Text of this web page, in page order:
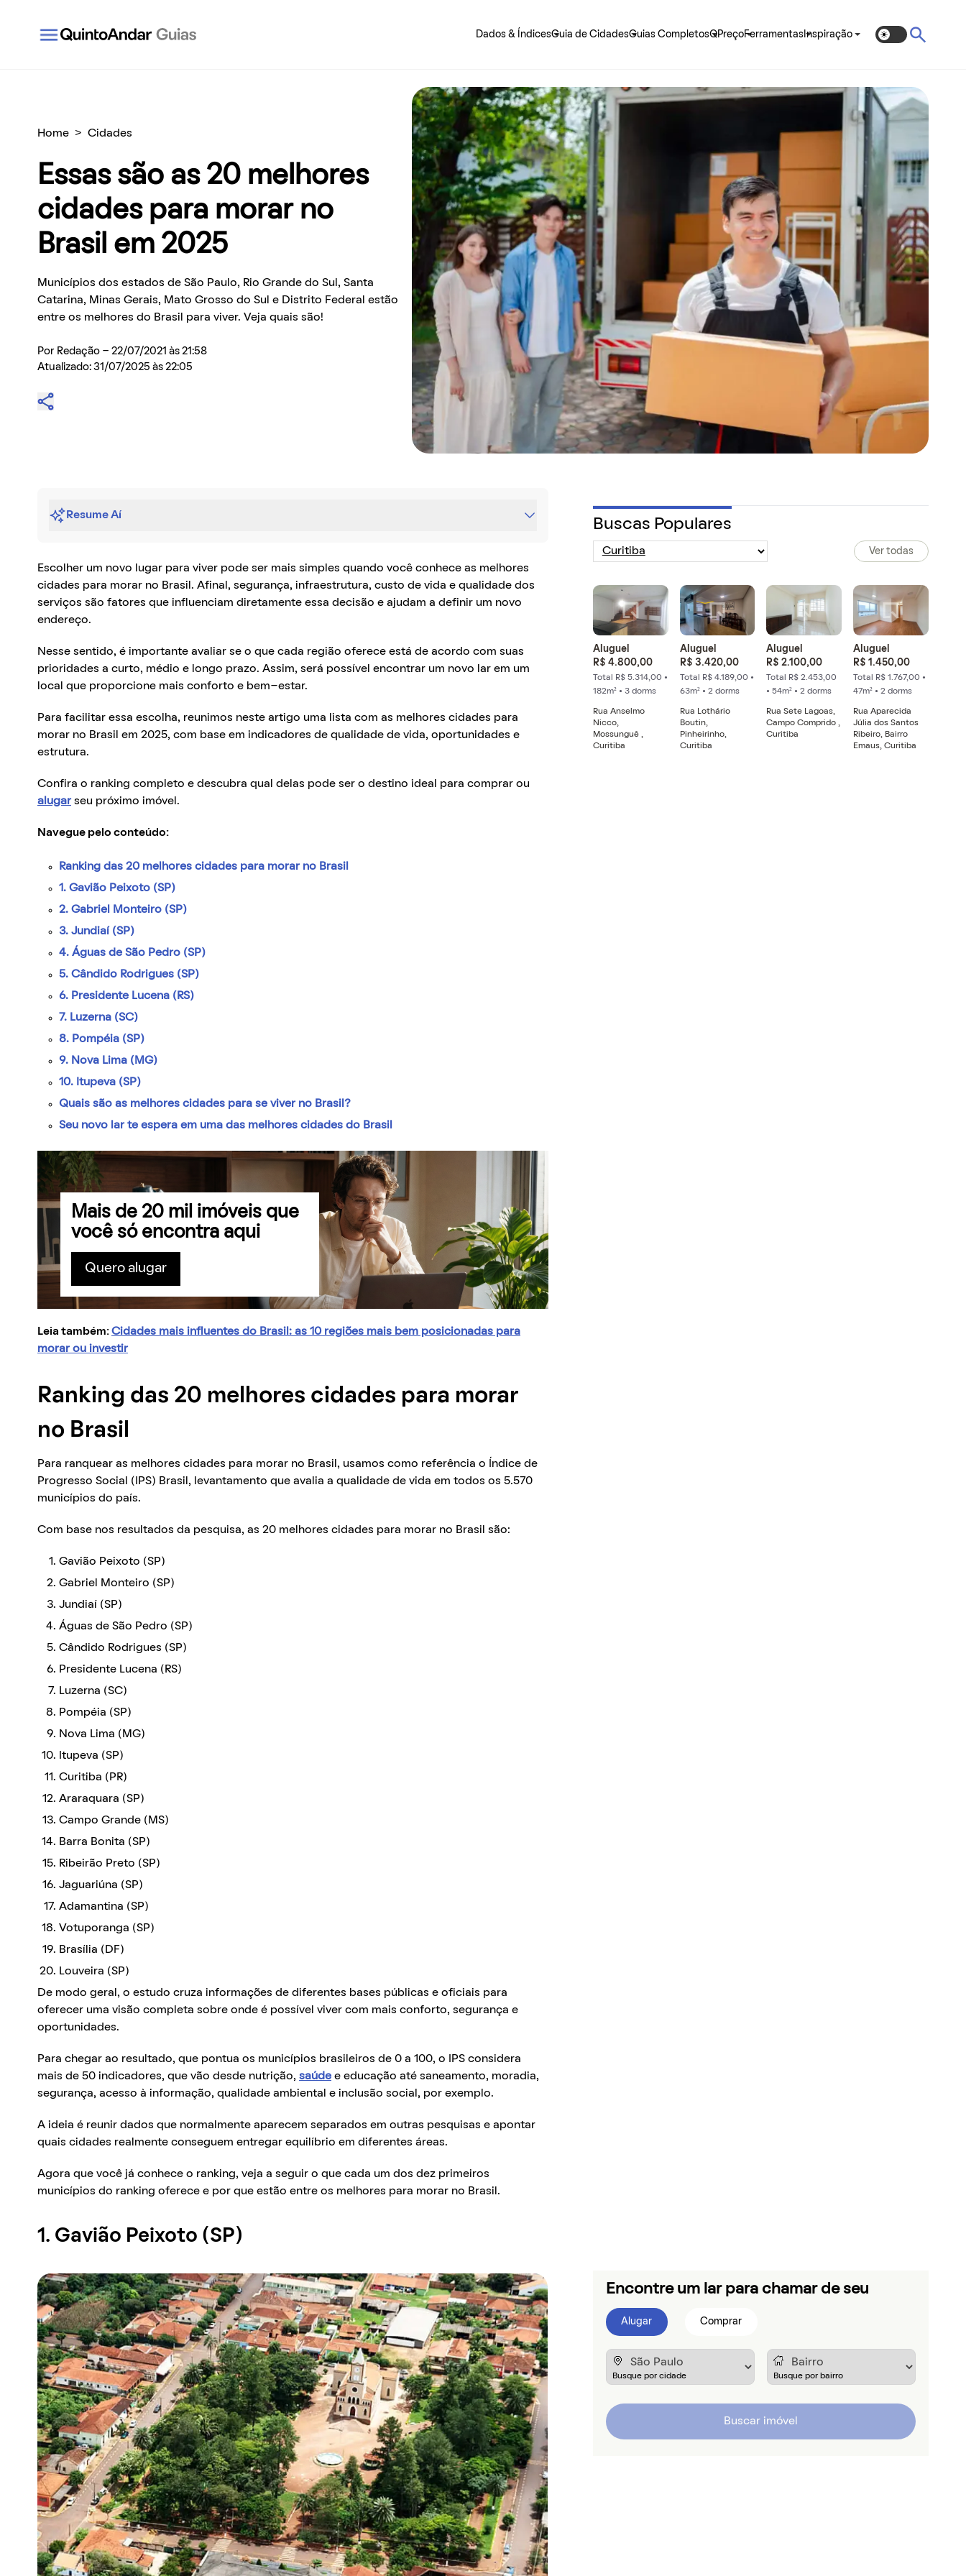
Dados & ÍndicesGuia de CidadesGuias CompletosQPreçoFerramentas Inspiração
Home > Cidades
Essas são as 20 melhores
cidades para morar no
Brasil em 2025
Municípios dos estados de São Paulo, Rio Grande do Sul, Santa
Catarina, Minas Gerais, Mato Grosso do Sul e Distrito Federal estão
entre os melhores do Brasil para viver. Veja quais são!
Por Redação - 22/07/2021 às 21:58
Atualizado: 31/07/2025 às 22:05
Resume Aí
Escolher um novo lugar para viver pode ser mais simples quando você conhece as melhores
cidades para morar no Brasil. Afinal, segurança, infraestrutura, custo de vida e qualidade dos
serviços são fatores que influenciam diretamente essa decisão e ajudam a definir um novo
endereço.
Nesse sentido, é importante avaliar se o que cada região oferece está de acordo com suas
prioridades a curto, médio e longo prazo. Assim, será possível encontrar um novo lar em um
local que proporcione mais conforto e bem-estar.
Para facilitar essa escolha, reunimos neste artigo uma lista com as melhores cidades para
morar no Brasil em 2025, com base em indicadores de qualidade de vida, oportunidades e
estrutura.
Confira o ranking completo e descubra qual delas pode ser o destino ideal para comprar ou
alugarseu próximo imóvel.
Navegue pelo conteúdo:
Ranking das 20 melhores cidades para morar no Brasil
1. Gavião Peixoto (SP)
2. Gabriel Monteiro (SP)
3. Jundiaí (SP)
4. Águas de São Pedro (SP)
5. Cândido Rodrigues (SP)
6. Presidente Lucena (RS)
7. Luzerna (SC)
8. Pompéia (SP)
9. Nova Lima (MG)
10. Itupeva (SP)
Quais são as melhores cidades para se viver no Brasil?
Seu novo lar te espera em uma das melhores cidades do Brasil
Mais de 20 mil imóveis que
você só encontra aqui
Quero alugar
Leia também: Cidades mais influentes do Brasil: as 10 regiões mais bem posicionadas para
morar ou investir
Ranking das 20 melhores cidades para morar
no Brasil
Para ranquear as melhores cidades para morar no Brasil, usamos como referência o Índice de
Progresso Social (IPS) Brasil, levantamento que avalia a qualidade de vida em todos os 5.570
municípios do país.
Com base nos resultados da pesquisa, as 20 melhores cidades para morar no Brasil são:
Gavião Peixoto (SP)
Gabriel Monteiro (SP)
Jundiaí (SP)
Águas de São Pedro (SP)
Cândido Rodrigues (SP)
Presidente Lucena (RS)
Luzerna (SC)
Pompéia (SP)
Nova Lima (MG)
Itupeva (SP)
Curitiba (PR)
Araraquara (SP)
Campo Grande (MS)
Barra Bonita (SP)
Ribeirão Preto (SP)
Jaguariúna (SP)
Adamantina (SP)
Votuporanga (SP)
Brasília (DF)
Louveira (SP)
De modo geral, o estudo cruza informações de diferentes bases públicas e oficiais para
oferecer uma visão completa sobre onde é possível viver com mais conforto, segurança e
oportunidades.
Para chegar ao resultado, que pontua os municípios brasileiros de 0 a 100, o IPS considera
mais de 50 indicadores, que vão desde nutrição, saúde e educação até saneamento, moradia,
segurança, acesso à informação, qualidade ambiental e inclusão social, por exemplo.
A ideia é reunir dados que normalmente aparecem separados em outras pesquisas e apontar
quais cidades realmente conseguem entregar equilíbrio em diferentes áreas.
Agora que você já conhece o ranking, veja a seguir o que cada um dos dez primeiros
municípios do ranking oferece e por que estão entre os melhores para morar no Brasil.
1. Gavião Peixoto (SP)
Encontre um lar para chamar de seu
Alugar Comprar
Buscar imóvel
Buscas Populares
Ver todas
Aluguel
R$ 4.800,00
Total R$ 5.314,00 •
182m² • 3 dorms
Rua Anselmo
Nicco,
Mossunguê ,
Curitiba
Aluguel
R$ 3.420,00
Total R$ 4.189,00 •
63m² • 2 dorms
Rua Lothário
Boutin,
Pinheirinho,
Curitiba
Aluguel
R$ 2.100,00
Total R$ 2.453,00
• 54m² • 2 dorms
Rua Sete Lagoas,
Campo Comprido ,
Curitiba
Aluguel
R$ 1.450,00
Total R$ 1.767,00 •
47m² • 2 dorms
Rua Aparecida
Júlia dos Santos
Ribeiro, Bairro
Emaus, Curitiba